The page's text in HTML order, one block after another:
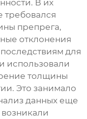
В их
требовался
препрега,
отклонения
для
использовали
толщины
Это занимало
данных еще
возникали